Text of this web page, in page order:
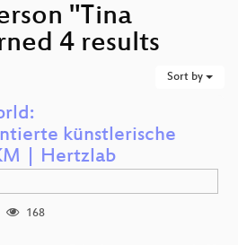
"Tina
4 results
Sort by
künstlerische
| Hertzlab
168